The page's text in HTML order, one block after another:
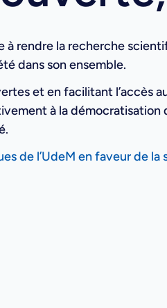
à rendre la recherche
dans son ensemble.
et en facilitant l’accès
à la
de l’UdeM en faveur de la